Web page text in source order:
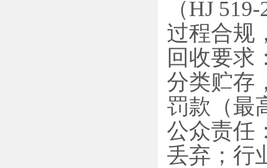
（HJ
过程合规
回收要求‌
分类贮存
罚款（最
公众责任‌
丢弃；行